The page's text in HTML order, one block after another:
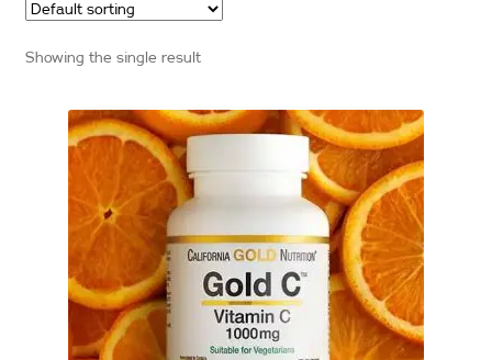
Showing the single result